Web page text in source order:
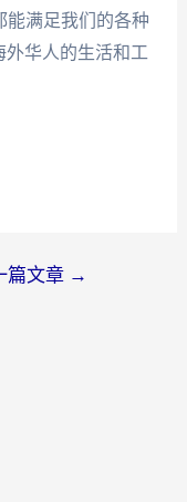
能满足我们的各种
外华人的生活和工
篇文章 →